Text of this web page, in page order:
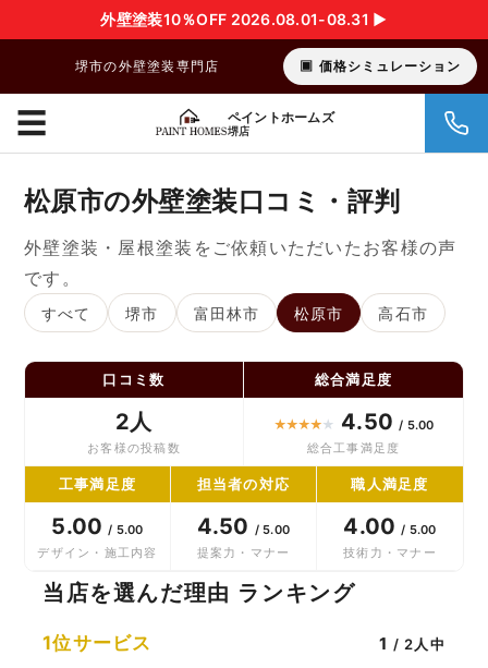
外壁塗装10％OFF 2026.08.01-08.31 ▶︎
堺市の外壁塗装専門店 価格シミュレーション
ペイントホームズ
堺店
☰
松原市の外壁塗装口コミ・評判
外壁塗装・屋根塗装をご依頼いただいたお客様の声
です。
すべて 堺市 富田林市 松原市 高石市
口コミ数
2人
お客様の投稿数
総合満足度
★★★★★ 4.50/ 5.00
総合工事満足度
工事満足度
5.00/ 5.00
デザイン・施工内容
担当者の対応
4.50 / 5.00
提案力・マナー
職人満足度
4.00/ 5.00
技術力・マナー
当店を選んだ理由 ランキング
1位サービス 1 / 2人中